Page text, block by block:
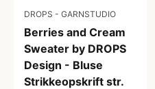
DROPS - GARNSTUDIO
Berries and Cream
Sweater by DROPS
Design - Bluse
Strikkeopskrift str.